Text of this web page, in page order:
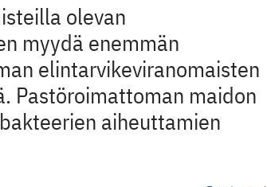
olevan
myydä enemmän
elintarvikeviranomaisten
Pastöroimattoman maidon
aiheuttamien